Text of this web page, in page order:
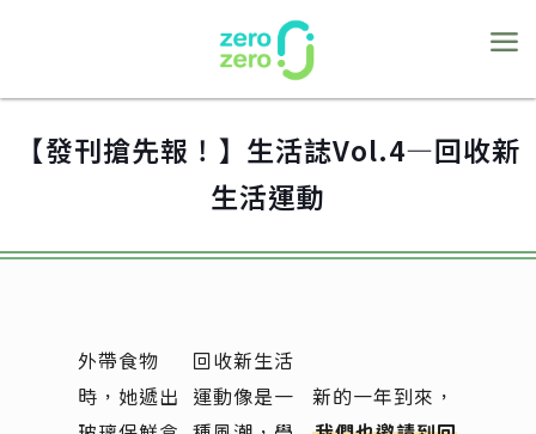
【發刊搶先報！】生活誌Vol.4—回收新
生活運動
外帶食物
時，她遞出
回收新生活
運動像是一
新的一年到來，